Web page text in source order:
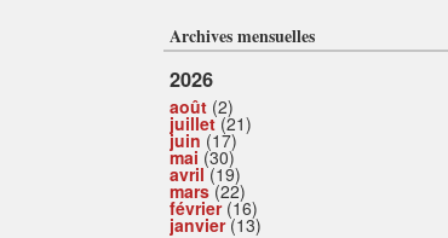
Archives mensuelles
2026
août (2)
juillet(21)
juin (17)
mai (30)
avril(19)
mars(22)
février(16)
janvier(13)